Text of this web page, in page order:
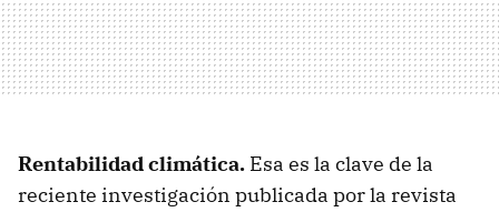
Rentabilidad climática. Esa es la clave de la
reciente investigación publicada por la revista